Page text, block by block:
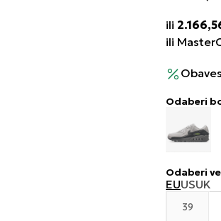
ili
ili
Odaberi
Odaberi
EUUSUK
39